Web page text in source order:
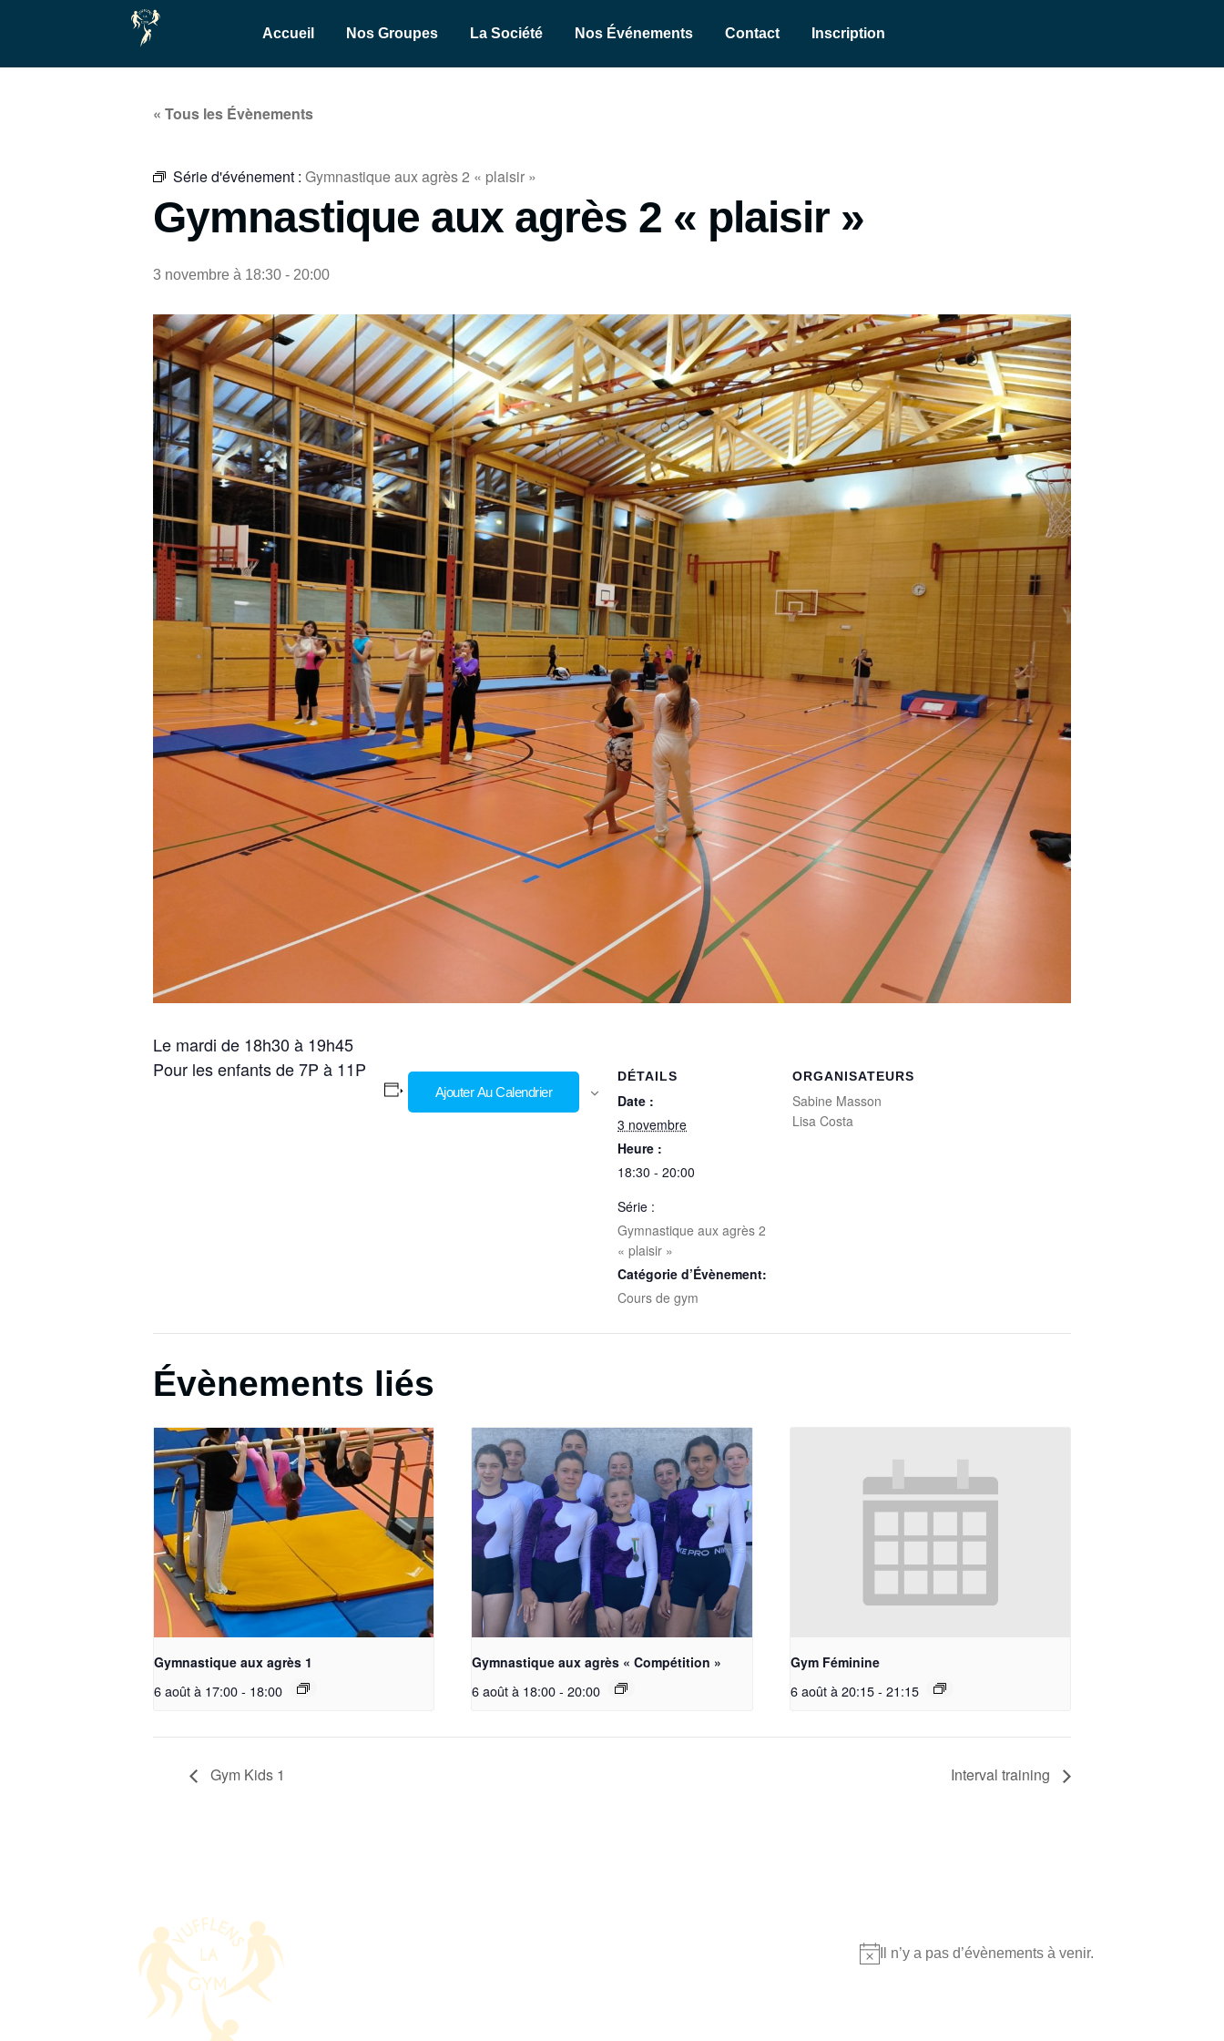
Accueil Nos Groupes La Société Nos Événements Contact Inscription
« Tous les Évènements
Série d'événement : Gymnastique aux agrès 2 « plaisir »
Gymnastique aux agrès 2 « plaisir »
3 novembre à 18:30 - 20:00
Le mardi de 18h30 à 19h45
Pour les enfants de 7P à 11P
Ajouter Au Calendrier
DÉTAILS
Date :
3 novembre
Heure :
18:30 - 20:00
Série :
Gymnastique aux agrès 2
« plaisir »
Catégorie d’Évènement:
Cours de gym
ORGANISATEURS
Sabine Masson
Lisa Costa
Évènements liés
Gymnastique aux agrès 1
6 août à 17:00- 18:00
Gymnastique aux agrès « Compétition »
6 août à 18:00 - 20:00
Gym Féminine
6 août à 20:15- 21:15
Gym Kids 1 Interval training
Notice
Il n’y a pas d’évènements à venir.